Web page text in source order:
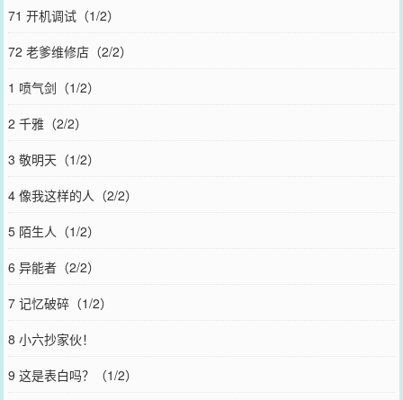
71 开机调试（1/2）
72 老爹维修店（2/2）
1 喷气剑（1/2）
2 千雅（2/2）
3 敬明天（1/2）
4 像我这样的人（2/2）
5 陌生人（1/2）
6 异能者（2/2）
7 记忆破碎（1/2）
8 小六抄家伙！
9 这是表白吗？（1/2）